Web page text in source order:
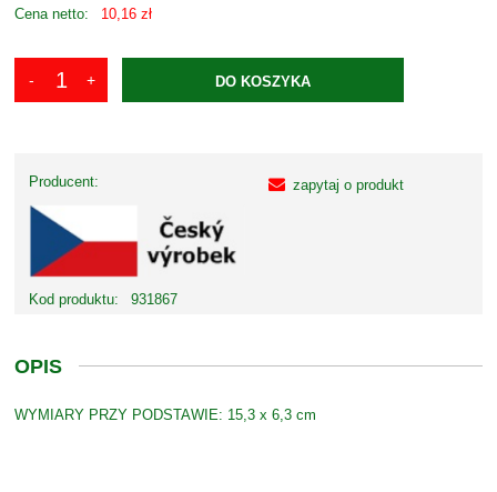
Cena netto: 10,16 zł
DO KOSZYKA
Producent:
Kod produktu: 931867
zapytaj o produkt
OPIS
WYMIARY PRZY PODSTAWIE: 15,3 x 6,3 cm